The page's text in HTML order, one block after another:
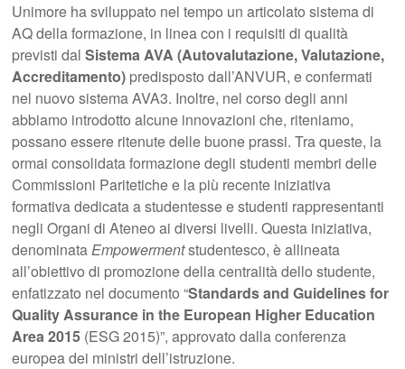
Unimore ha sviluppato nel tempo un articolato sistema di
AQ della formazione, in linea con i requisiti di qualità
previsti dalSistema AVA (Autovalutazione, Valutazione,
Accreditamento) predisposto dall’ANVUR, e confermati
nel nuovo sistema AVA3. Inoltre, nel corso degli anni
abbiamo introdotto alcune innovazioni che, riteniamo,
possano essere ritenute delle buone prassi. Tra queste, la
ormai consolidata formazione degli studenti membri delle
Commissioni Paritetiche e la più recente iniziativa
formativa dedicata a studentesse e studenti rappresentanti
negli Organi di Ateneo ai diversi livelli. Questa iniziativa,
denominataEmpowermentstudentesco, è allineata
all’obiettivo di promozione della centralità dello studente,
enfatizzato nel documento “Standards and Guidelines for
Quality Assurance in the European Higher Education
Area 2015 (ESG 2015)”, approvato dalla conferenza
europea dei ministri dell’istruzione.